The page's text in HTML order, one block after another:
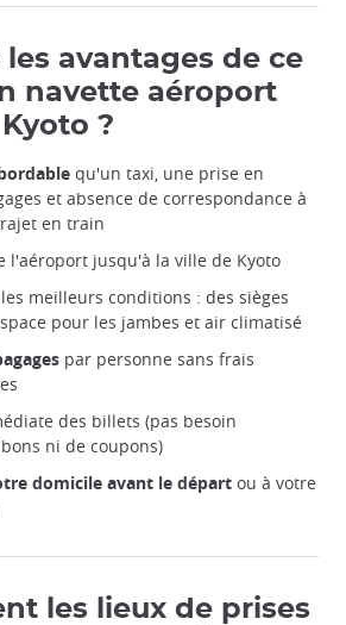
les avantages de ce
navette aéroport
?
qu'un taxi, une prise en
et absence de correspondance à
en train
l'aéroport jusqu'à la ville de Kyoto
meilleurs conditions : des sièges
pour les jambes et air climatisé
par personne sans frais
des billets (pas besoin
ni de coupons)
domicile avant le départ ou à votre
les lieux de prises